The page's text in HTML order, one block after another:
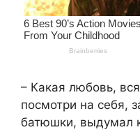
– Какая любовь,
посмотри на себя,
батюшки, выдумал